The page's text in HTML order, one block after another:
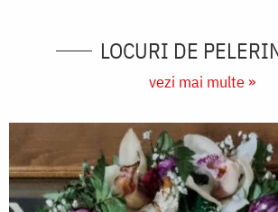
LOCURI DE
vezi mai multe »